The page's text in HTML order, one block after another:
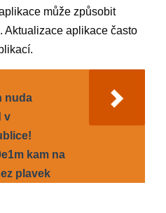
může způsobit
Aktualizace aplikace často
nuda
v
kam na
plavek